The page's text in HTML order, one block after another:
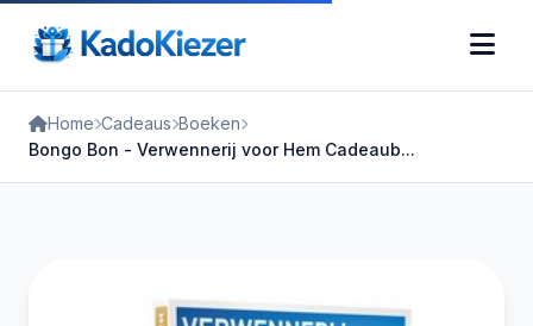
Home Cadeaus Boeken
Bongo Bon - Verwennerij voor Hem Cadeaub...